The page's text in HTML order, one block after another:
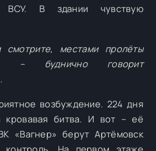
ВСУ. В здании чувствую
местами пролёты
– буднично говорит
возбуждение. 224 дня
кровавая битва. И вот – её
«Вагнер» берут Артёмовск